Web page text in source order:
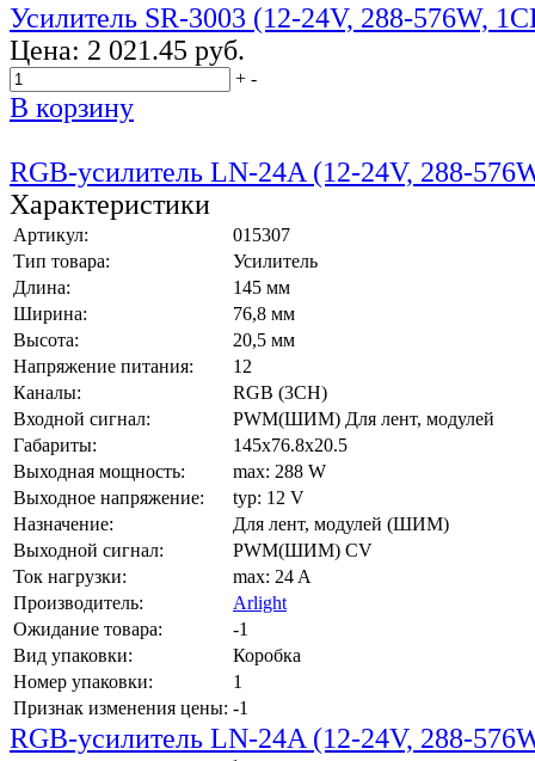
Усилитель SR-3003 (12-24V, 288-576W,
Цена: 2 021.45 руб.
+ -
В корзину
RGB-усилитель LN-24A (12-24V, 288-
Характеристики
Артикул:
015307
Тип товара:
Усилитель
Длина:
145 мм
Ширина:
76,8 мм
Высота:
20,5 мм
Напряжение питания:
12
Каналы:
RGB (3CH)
Входной сигнал:
PWM(ШИМ) Для лент, модулей
Габариты:
145x76.8x20.5
Выходная мощность:
max: 288 W
Выходное напряжение:
typ: 12 V
Назначение:
Для лент, модулей (ШИМ)
Выходной сигнал:
PWM(ШИМ) CV
Ток нагрузки:
max: 24 A
Производитель:
Arlight
Ожидание товара:
-1
Вид упаковки:
Коробка
Номер упаковки:
1
Признак изменения цены: -1
RGB-усилитель LN-24A (12-24V, 288-